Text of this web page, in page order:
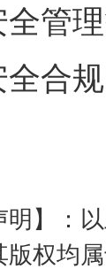
全管
全合
明】：
版权均